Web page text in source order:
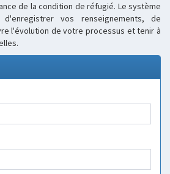
de la condition de réfugié. Le système
vos renseignements, de
l'évolution de votre processus et tenir à